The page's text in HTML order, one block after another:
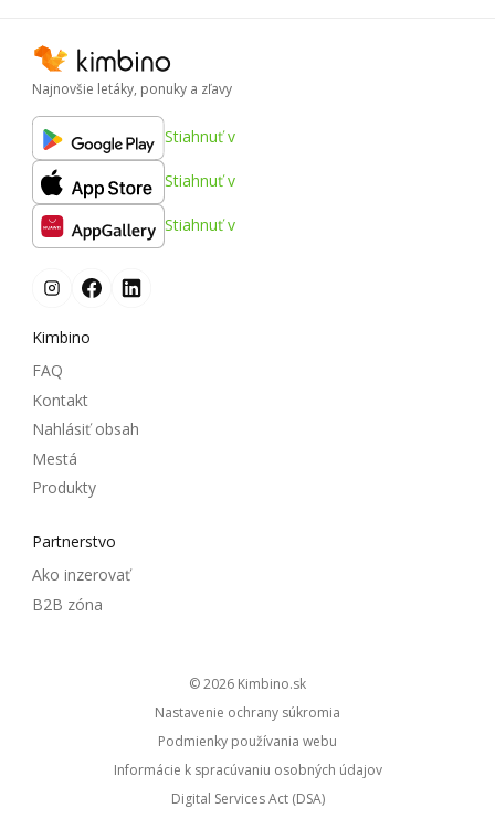
Najnovšie letáky, ponuky a zľavy
Stiahnuť v
Stiahnuť v
Stiahnuť v
Kimbino
FAQ
Kontakt
Nahlásiť obsah
Mestá
Produkty
Partnerstvo
Ako inzerovať
B2B zóna
© 2026
kimbino.sk
Nastavenie ochrany súkromia
Podmienky používania webu
Informácie k spracúvaniu osobných údajov
Digital Services Act (DSA)